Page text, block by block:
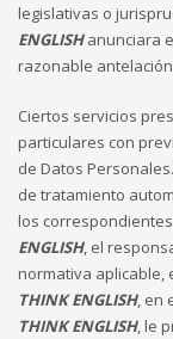
legislativas o
ENGLISHanunciara
razonable
Ciertos servicios
particulares con
de Datos
de tratamiento
los
ENGLISH, el
normativa aplicable,
THINK ENGLISH, en
THINK ENGLISH, le